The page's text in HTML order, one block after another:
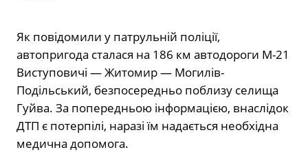
Як повідомили у патрульній поліції,
автопригода сталася на 186 км автодороги М-21
Виступовичі — Житомир — Могилів-
Подільський, безпосередньо поблизу селища
Гуйва. За попередньою інформацією, внаслідок
ДТП є потерпілі, наразі їм надається необхідна
медична допомога.